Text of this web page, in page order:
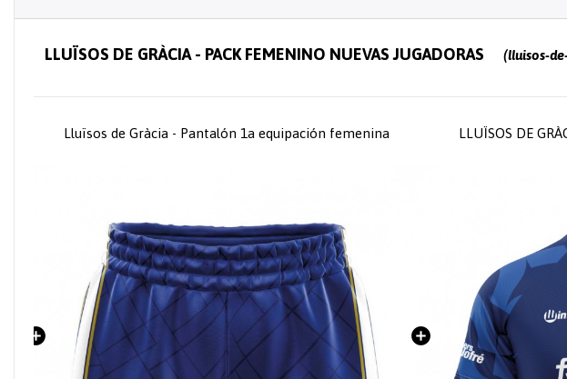
LLUÏSOS DE GRÀCIA - PACK FEMENINO NUEVAS JUGADORAS (lluisos-
Lluïsos de Gràcia - Pantalón 1a equipación femenina LLUÏSOS DE